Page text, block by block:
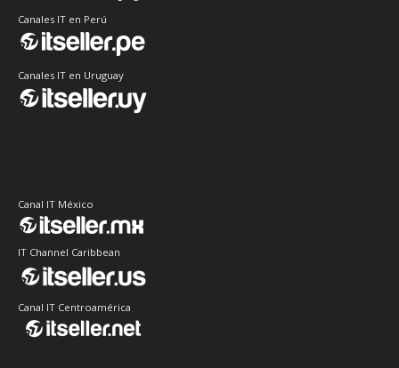
Canales IT en Perú
Canales IT en Uruguay
Canal IT México
IT Channel Caribbean
Canal IT Centroamérica